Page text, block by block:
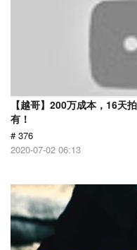
【越哥】200万成本，16天
有！
# 376
2020-07-02 06:13